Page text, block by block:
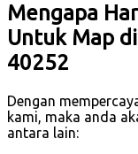
Mengapa
Untuk Map
40252
Dengan
kami, maka anda
antara lain: